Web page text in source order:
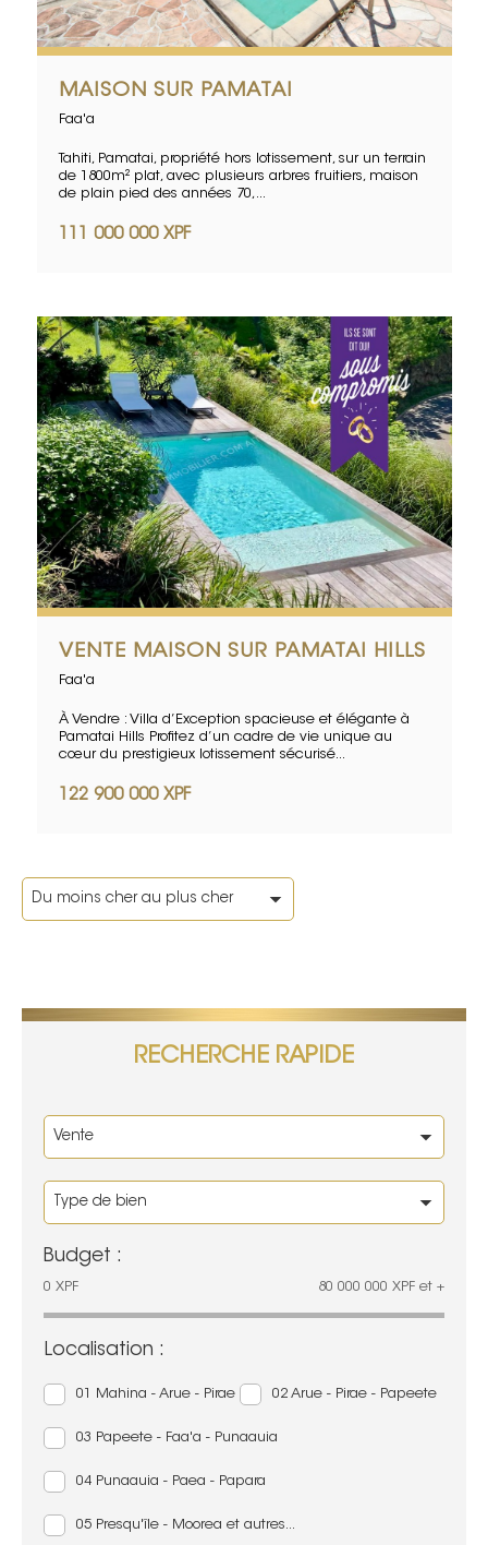
MAISON SUR PAMATAI
Faa'a
Tahiti, Pamatai, propriété hors lotissement, sur un terrain
de 1800m² plat, avec plusieurs arbres fruitiers, maison
de plain pied des années 70,...
111 000 000 XPF
VENTE MAISON SUR PAMATAI HILLS
Faa'a
À Vendre : Villa d’Exception spacieuse et élégante à
Pamatai Hills Profitez d’un cadre de vie unique au
cœur du prestigieux lotissement sécurisé...
122 900 000 XPF
RECHERCHE RAPIDE
Budget :
0 XPF 80 000 000 XPF et +
Localisation :
01 Mahina - Arue - Pirae 02 Arue - Pirae - Papeete
03 Papeete - Faa'a - Punaauia
04 Punaauia - Paea - Papara
05 Presqu'île - Moorea et autres...